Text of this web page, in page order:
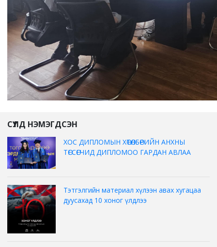
СҮҮЛД НЭМЭГДСЭН
ХОС ДИПЛОМЫН ХӨТӨЛБӨРИЙН АНХНЫ
ТӨГСӨГЧИД ДИПЛОМОО ГАРДАН АВЛАА
Тэтгэлгийн материал хүлээн авах хугацаа
дуусахад 10 хоног үлдлээ